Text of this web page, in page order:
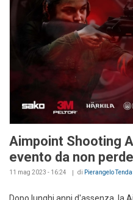
Aimpoint Shooting
evento da non
11 mag 2023 - 16:24 di Pierangelo